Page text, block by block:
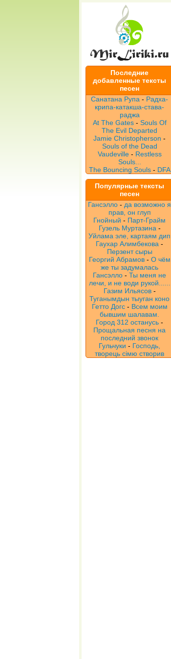
Последние
добавленные тексты
песен
Санатана Рупа - Радха-
крипа-катакша-става-
раджа
At The Gates- Souls Of
The Evil Departed
Jamie Christopherson -
Souls of the Dead
Vaudeville - Restless
Souls...
The Bouncing Souls- DFA
Популярные тексты
песен
Гансэлло - да возможно я
прав, он глуп
Гнойный - Парт-Грайм
Гузель Муртазина -
Уйлама эле, картаям дип
Гаухар Алимбекова -
Перзент сыры
Георгий Абрамов- О чём
же ты задумалась
Гансэлло - Ты меня не
лечи, и не води рукой......
Газим Ильясов-
Туганымдын тыуган коно
Гетто Догс- Всем моим
бывшим шалавам.
Город 312 останусь -
Прощальная песня на
последний звонок
Гульчуки - Господь,
творець сімю створив